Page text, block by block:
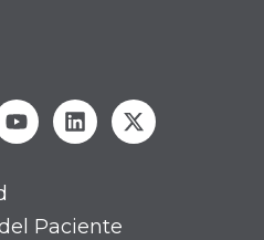
Paciente